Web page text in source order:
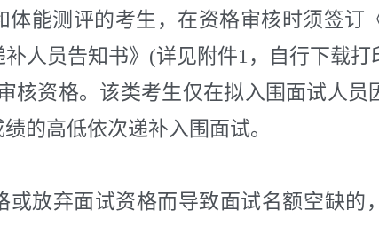
能测评的考生，在资格审核时须签订
人员告知书》(详见附件1，自行下载
核资格。该类考生仅在拟入围面试人员
的高低依次递补入围面试。
或放弃面试资格而导致面试名额空缺的